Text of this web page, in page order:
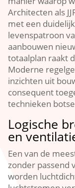
Architecten als
met een
levenspatroon
aanbouwen
totaalplan raakt
Moderne
inzichten uit
consequent
technieken
Logische
en
Een van de
zonder passend
worden